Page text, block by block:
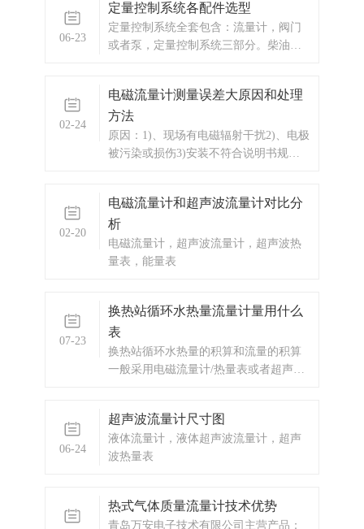
费流量计，IC卡预付费，显示仪表，热
量表，差压式仪表，分析仪器，水质监
测设备，压力仪表等，以及承接电气自
06-23
定量控制系统各配件选型
定量控制系统全套包含：流量计，阀门
或者泵，定量控制系统三部分。柴油定
制，花生油定量，色拉油定量，盐酸溶
液定量，硫酸溶液定量，热水定量，定
量控制，智能定量控制，定量控制器，
水定量控制，
02-24
电磁流量计测量误差大原因和处理
方法
原因：1)、现场有电磁辐射干扰2)、电极
被污染或损伤3)安装不符合说明书规定
下阀门有扰动6)、液体中夹带气泡或大
颗粒7)、管道有泄漏8)、管道有强烈运动
9)、工艺生产出现液体波动
02-20
电磁流量计和超声波流量计对比分
析
电磁流量计，超声波流量计，超声波热
量表，能量表
07-23
换热站循环水热量流量计量用什么
表
换热站循环水热量的积算和流量的积算
一般采用电磁流量计/热量表或者超声波
06-24
超声波流量计尺寸图
液体流量计，液体超声波流量计，超声
波热量表
热式气体质量流量计技术优势
青岛万安电子技术有限公司主营产品：